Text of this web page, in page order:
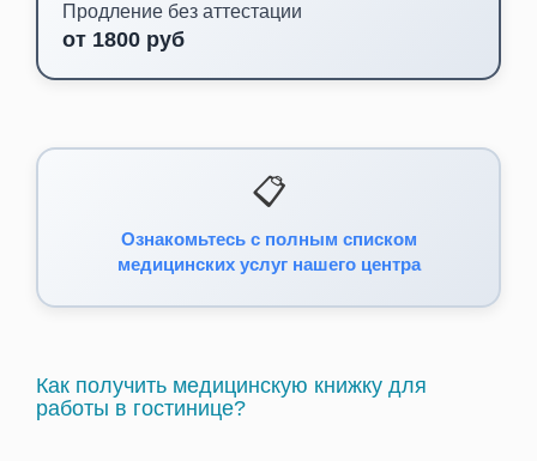
Продление без аттестации
от 1800 руб
📋
Ознакомьтесь с полным списком
медицинских услуг нашего центра
Как получить медицинскую книжку для
работы в гостинице?